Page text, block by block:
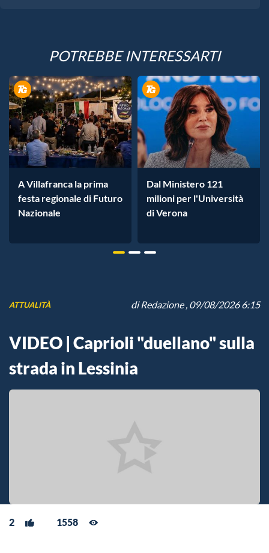
POTREBBE INTERESSARTI
A Villafranca la prima
festa regionale di Futuro
Nazionale
Dal Ministero 121
milioni per l'Università
di Verona
ATTUALITÀ diRedazione, 09/08/2026 6:15
VIDEO | Caprioli "duellano" sulla
strada in Lessinia
2 1558